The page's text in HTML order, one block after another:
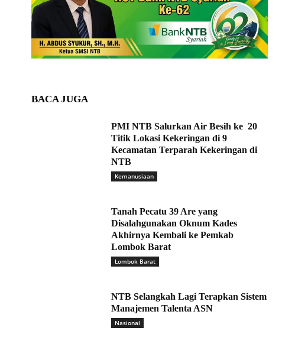
BACA JUGA
PMI NTB Salurkan Air Besih ke 20
Titik Lokasi Kekeringan di 9
Kecamatan Terparah Kekeringan di
NTB
Kemanusiaan
Tanah Pecatu 39 Are yang
Disalahgunakan Oknum Kades
Akhirnya Kembali ke Pemkab
Lombok Barat
Lombok Barat
NTB Selangkah Lagi Terapkan Sistem
Manajemen Talenta ASN
Nasional